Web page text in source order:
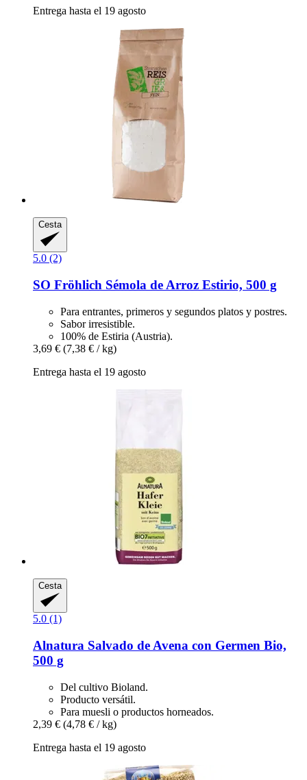
Entrega hasta el 19 agosto
Cesta
5.0 (2)
SO Fröhlich Sémola de Arroz Estirio, 500 g
Para entrantes, primeros y segundos platos y postres.
Sabor irresistible.
100% de Estiria (Austria).
3,69 € (7,38 € / kg)
Entrega hasta el 19 agosto
Cesta
5.0 (1)
Alnatura Salvado de Avena con Germen Bio,
500 g
Del cultivo Bioland.
Producto versátil.
Para muesli o productos horneados.
2,39 € (4,78 € / kg)
Entrega hasta el 19 agosto